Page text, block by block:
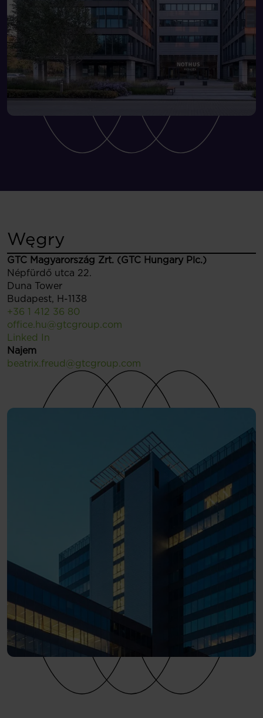
Węgry
GTC Magyarország Zrt. (GTC Hungary Plc.)
Népfürdő utca 22.
Duna Tower
Budapest, H-1138
+36 1 412 36 80
office.hu@gtcgroup.com
Linked In
Najem
beatrix.freud@gtcgroup.com